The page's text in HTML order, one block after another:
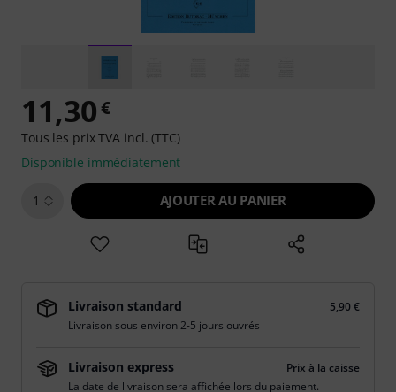
11,30€
Tous les prix TVA incl. (TTC)
Disponible immédiatement
1 AJOUTER AU PANIER
Livraison standard
5,90 €
Livraison sous environ 2-5 jours ouvrés
Livraison express
Prix à la caisse
La date de livraison sera affichée lors du paiement.